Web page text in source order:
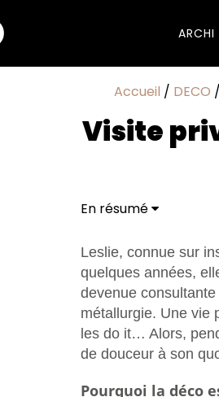
ARCHI
Accueil / DECO /
Visite
En résumé
Leslie, connue sur
quelques années,
devenue
métallurgie. Une vie
les do it… Alors,
de douceur à son
Pourquoi la déco